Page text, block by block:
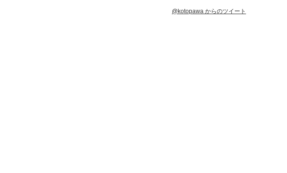
@kotopawa からのツイート